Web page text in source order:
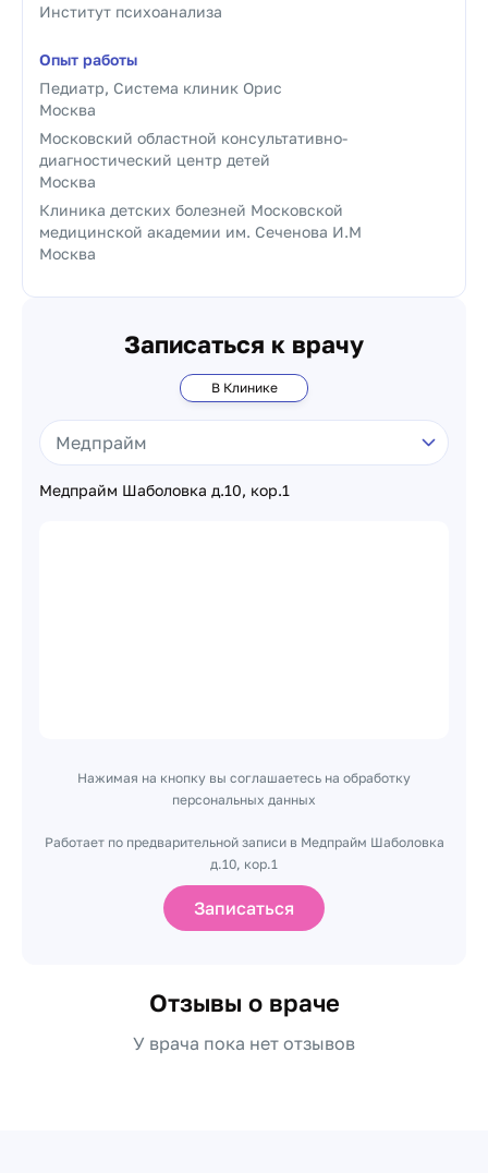
Институт психоанализа
Опыт работы
Педиатр, Система клиник Орис
Москва
Московский областной консультативно-
диагностический центр детей
Москва
Клиника детских болезней Московской
медицинской академии им. Сеченова И.М
Москва
Записаться к врачу
В Клинике
Медпрайм Шаболовка д.10, кор.1
Нажимая на кнопку вы соглашаетесь на обработку
персональных данных
Работает по предварительной записи в Медпрайм Шаболовка
д.10, кор.1
Записаться
Отзывы о враче
У врача пока нет отзывов